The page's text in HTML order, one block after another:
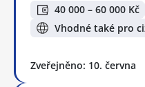
40 000 – 60 000 Kč
Vhodné také pro
Zveřejněno: 10. června